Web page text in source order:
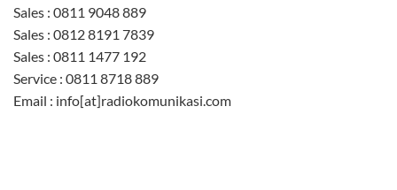
Sales : 0811 9048 889
Sales : 0812 8191 7839
Sales : 0811 1477 192
Service : 0811 8718 889
Email : info[at]radiokomunikasi.com